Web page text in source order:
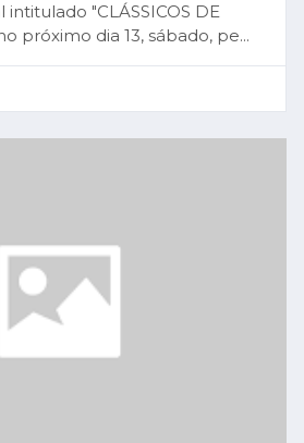
"CLÁSSICOS DE
próximo dia 13, sábado, pe...